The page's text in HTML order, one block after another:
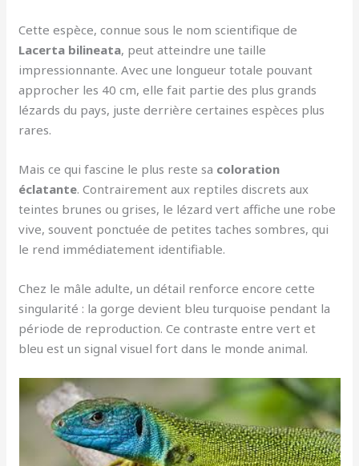
Cette espèce, connue sous le nom scientifique de
Lacerta bilineata, peut atteindre une taille
impressionnante. Avec une longueur totale pouvant
approcher les 40 cm, elle fait partie des plus grands
lézards du pays, juste derrière certaines espèces plus
rares.
Mais ce qui fascine le plus reste sa coloration
éclatante. Contrairement aux reptiles discrets aux
teintes brunes ou grises, le lézard vert affiche une robe
vive, souvent ponctuée de petites taches sombres, qui
le rend immédiatement identifiable.
Chez le mâle adulte, un détail renforce encore cette
singularité : la gorge devient bleu turquoise pendant la
période de reproduction. Ce contraste entre vert et
bleu est un signal visuel fort dans le monde animal.